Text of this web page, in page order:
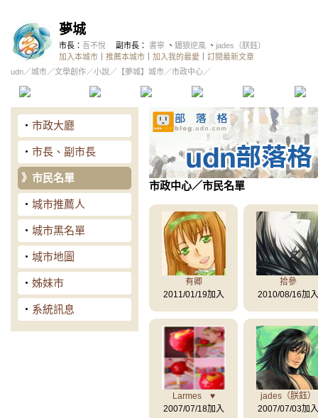
夢城
市長： 吾不悅 副市長： 書寧 、 鎇狼逆風 、 jades（朕鈺）
加入本城市
推薦本城市 加入我的最愛
訂閱最新文章
udn／城市／文學創作／小說／ 【夢城】城市／市政中心／
精華區 投票區 影像館
‧ 市政大廳
‧ 市長、副市長
》 市民名單
‧ 城市推薦人
‧ 城市黑名單
‧ 城市地圖
‧ 姊妹市
‧ 系統訊息
市政中心／市民名單
有卿
2011/01/19加入
拾參
2010/08/16加入
Larmes ♥
2007/07/18加入
jades（朕鈺）
2007/07/03加入